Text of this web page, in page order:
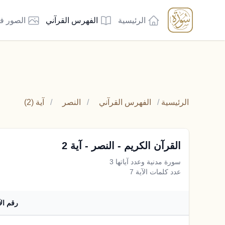
الرئيسية الفهرس القرآني الصور
الرئيسية / الفهرس القرآني / النصر / آية (2)
القرآن الكريم - النصر - آية 2
سورة مدنية وعدد آياتها 3
عدد كلمات الآية 7
رقم